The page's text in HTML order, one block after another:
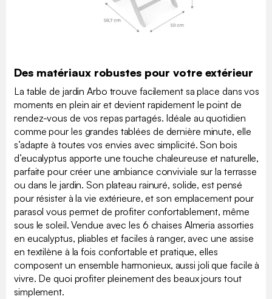
Des matériaux robustes pour votre extérieur
La table de jardin Arbo trouve facilement sa place dans vos
moments en plein air et devient rapidement le point de
rendez-vous de vos repas partagés. Idéale au quotidien
comme pour les grandes tablées de dernière minute, elle
s’adapte à toutes vos envies avec simplicité. Son bois
d’eucalyptus apporte une touche chaleureuse et naturelle,
parfaite pour créer une ambiance conviviale sur la terrasse
ou dans le jardin. Son plateau rainuré, solide, est pensé
pour résister à la vie extérieure, et son emplacement pour
parasol vous permet de profiter confortablement, même
sous le soleil. Vendue avec les 6 chaises Almeria assorties
en eucalyptus, pliables et faciles à ranger, avec une assise
en textilène à la fois confortable et pratique, elles
composent un ensemble harmonieux, aussi joli que facile à
vivre. De quoi profiter pleinement des beaux jours tout
simplement.